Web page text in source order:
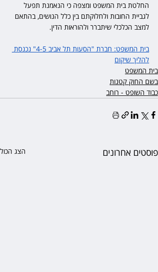
החלטת בית המשפט ומצפה כי הנאמנת תפעל
לגביית החובות ולחלוקתם בין כלל הנושים, בהתאם
למצב הכלכלי שיתברר ולהוראות הדין.
בית המשפט: חברת "הסעות תל אביב 4-5" נכנסת
להליך שיקום
בית המשפט
בשם החוק קטנות
כבוד השופט - רוחב
פוסטים אחרונים הצג הכול